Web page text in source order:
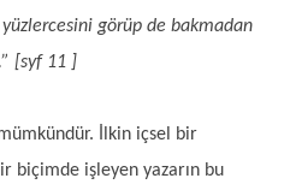
görüp de bakmadan
[syf 11 ]
İlkin içsel bir
biçimde işleyen yazarın bu